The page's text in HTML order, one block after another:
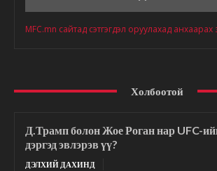
MFC.mn сайтад сэтгэгдэл оруулахад анхаарах
Холбоотой
Д.Трамп болон Жое Роган нар UFC-
дэргэд эвлэрэв үү?
ДЭЛХИЙ ДАХИНД